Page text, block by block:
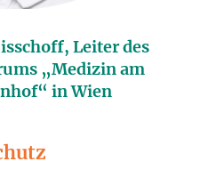
Leiter des
„Medizin am
in Wien